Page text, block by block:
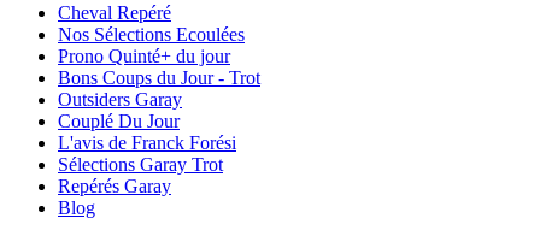
Cheval Repéré
Nos Sélections Ecoulées
Prono Quinté+ du jour
Bons Coups du Jour - Trot
Outsiders Garay
Couplé Du Jour
L'avis de Franck Forési
Sélections Garay Trot
Repérés Garay
Blog